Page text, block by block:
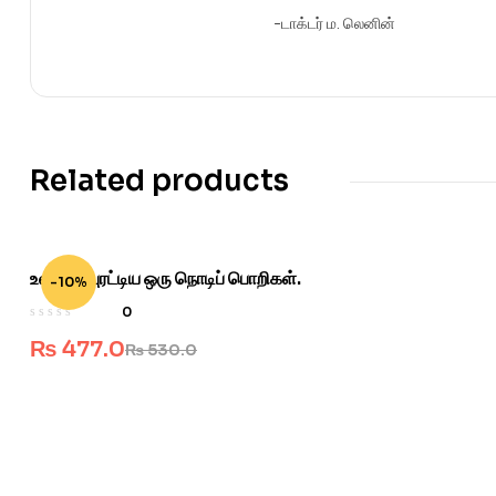
-டாக்டர் ம. லெனின்
Related products
-10%
உலகைப் புரட்டிய ஒரு நொடிப் பொறிகள்.
0
₨530.0
₨ 477.0